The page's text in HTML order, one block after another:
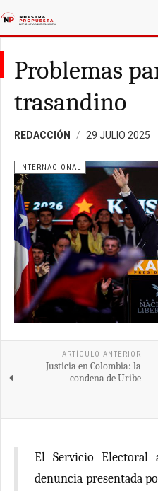
Problemas
trasandino
REDACCIÓN 29 JULIO 2025
INTERNACIONAL
ARTÍCULO ANTERIOR
Justicia en Colombia: la
condena de Uribe
El Servicio Electoral
denuncia presentada